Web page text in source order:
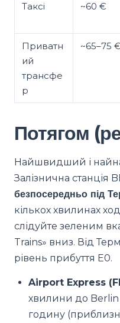
Таксі ~60 €
Приватн
ий
трансфе
р
~65–75 €
Потягом
Найшвидший і
Залізнична станція
безпосередньо під
кількох хвилинах
слідуйте зеленим
Trains» вниз. Від
рівень прибуття E0.
Airport Express
хвилини до Berlin
годину